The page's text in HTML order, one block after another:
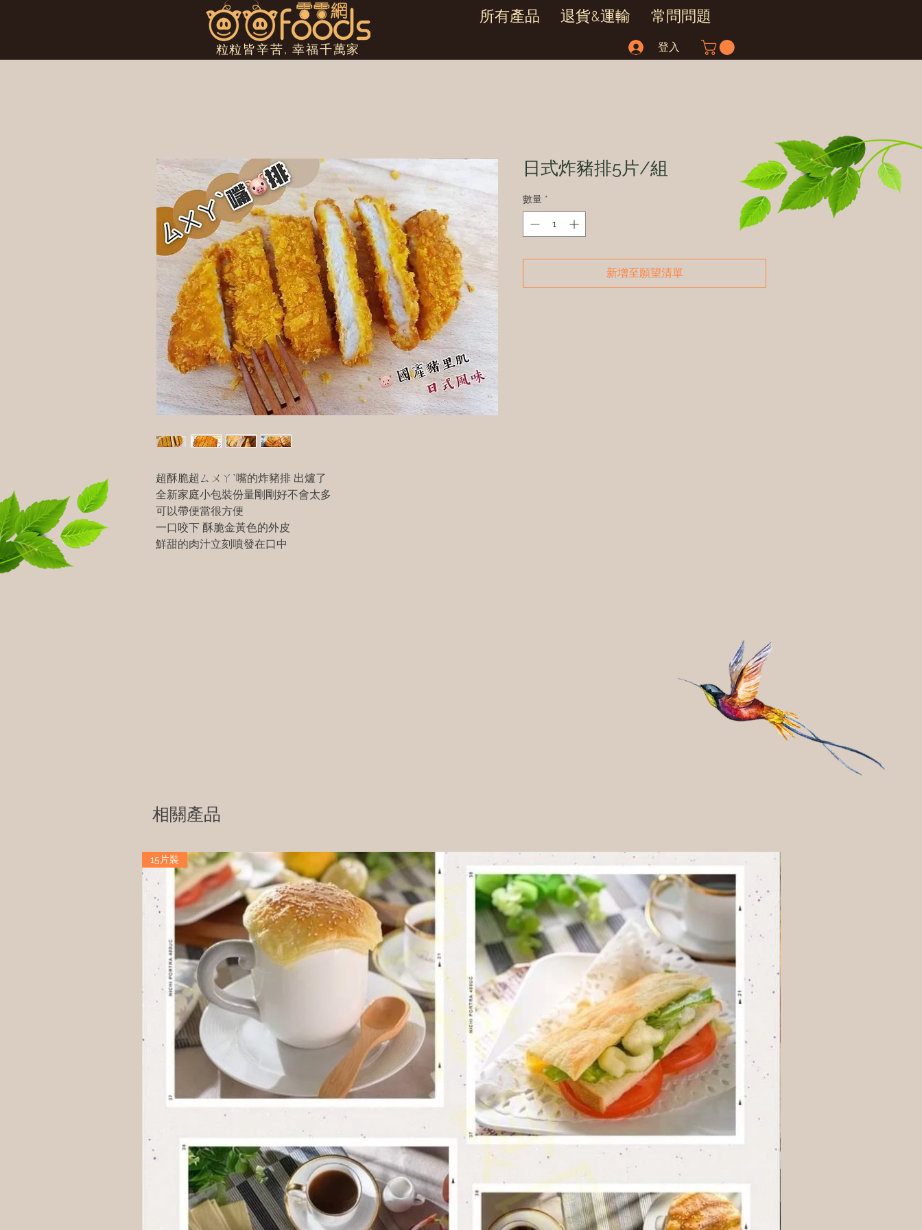
粒粒皆辛苦, 幸福千萬家
所有產品 退貨&運輸 常問問題
登入
超酥脆超ㄙㄨㄚˋ嘴的炸豬排 出爐了
全新家庭小包裝份量剛剛好不會太多
可以帶便當很方便
一口咬下 酥脆金黃色的外皮
鮮甜的肉汁立刻噴發在口中
日式炸豬排5片/組
數量 *
新增至願望清單
相關產品
15片裝